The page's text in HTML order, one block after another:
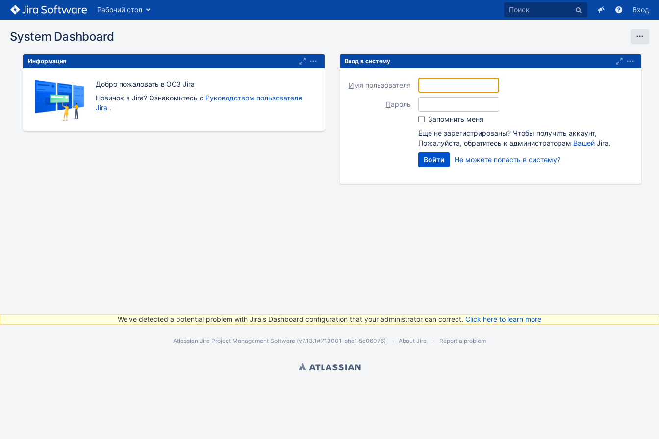
Рабочий стол Вход
System Dashboard
Информация
Добро пожаловать в OC3 Jira
Новичок в Jira? Ознакомьтесь с Руководством пользователя
Jira .
Вход в систему
Имя пользователя
Пароль
Запомнить меня
Еще не зарегистрированы? Чтобы получить аккаунт,
Пожалуйста, обратитесь к администраторам ВашейJira.
Не можете попасть в систему?
We've detected a potential problem with Jira's Dashboard configuration that your administrator can correct. Click here to learn more
Atlassian Jira Project Management Software (v7.13.1#713001-sha1:5e06076) About Jira Report a problem